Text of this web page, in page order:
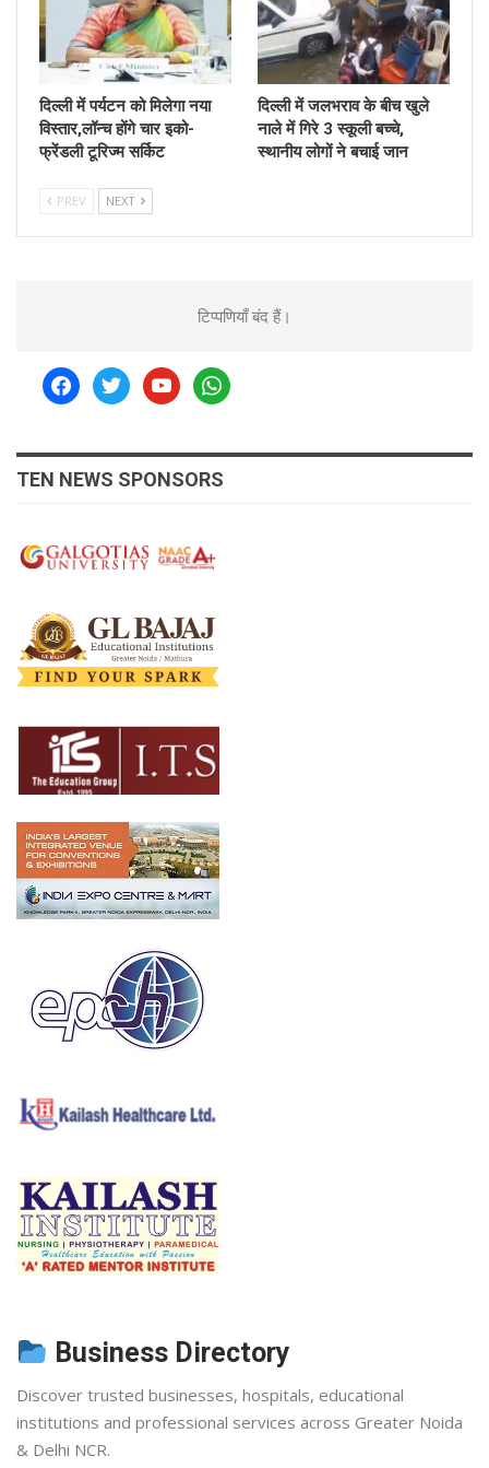
दिल्ली में पर्यटन को मिलेगा नया
विस्तार,लॉन्च होंगे चार इको-
फ्रेंडली टूरिज्म सर्किट
दिल्ली में जलभराव के बीच खुले
नाले में गिरे 3 स्कूली बच्चे,
स्थानीय लोगों ने बचाई जान
PREV NEXT
टिप्पणियाँ बंद हैं।
facebooktwitteryoutubewhatsapp
TEN NEWS SPONSORS
Business Directory
Discover trusted businesses, hospitals, educational
institutions and professional services across Greater Noida
& Delhi NCR.